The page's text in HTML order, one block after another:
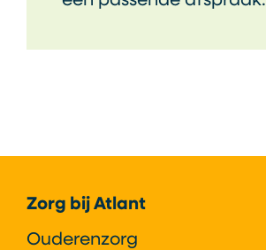
Zorg bij Atlant
Ouderenzorg